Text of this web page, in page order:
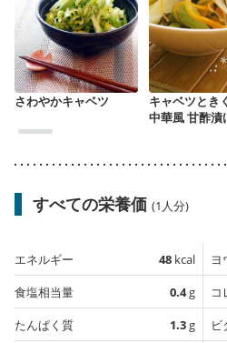
さわやかキャベツ
キャベツとき
中華風 甘酢漬
すべての栄養価 (1人分)
エネルギー 48 kcal
食塩相当量
0.4g
たんぱく質
1.3g
ヨ
コ
ビ